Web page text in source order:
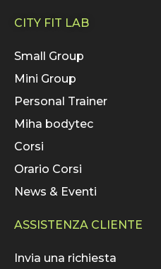
CITY FIT LAB
Small Group
Mini Group
Personal Trainer
Miha bodytec
Corsi
Orario Corsi
News & Eventi
ASSISTENZA CLIENTE
Invia una richiesta